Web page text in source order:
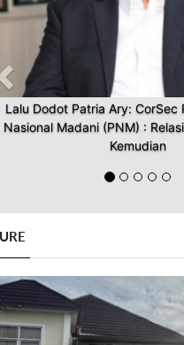
Lalu Dodot Patria Ary: CorSec
Nasional Madani (PNM) :
Kemudian
Previous